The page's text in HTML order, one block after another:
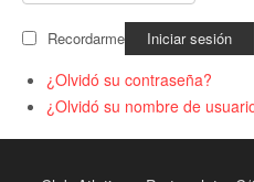
Recordarme
¿Olvidó su contraseña?
¿Olvidó su nombre de